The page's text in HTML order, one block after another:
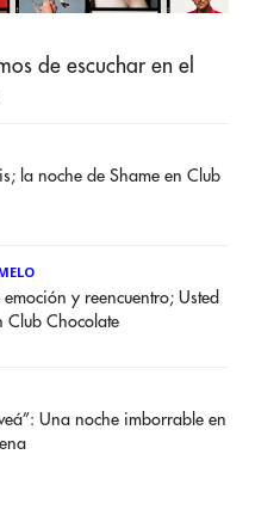
de escuchar en el
la noche de Shame en Club
y reencuentro; Usted
Club Chocolate
Una noche imborrable en